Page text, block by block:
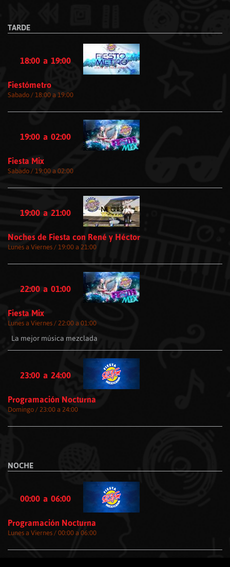
TARDE
18:00 a 19:00
Fiestómetro
Sabado / 18:00 a 19:00
19:00 a 02:00
Fiesta Mix
Sabado / 19:00 a 02:00
19:00 a 21:00
Noches de Fiesta con René y Héctor
Lunes a Viernes / 19:00 a 21:00
22:00 a 01:00
Fiesta Mix
Lunes a Viernes / 22:00 a 01:00
La mejor música mezclada
23:00 a 24:00
Programación Nocturna
Domingo / 23:00 a 24:00
NOCHE
00:00 a 06:00
Programación Nocturna
Lunes a Viernes / 00:00 a 06:00